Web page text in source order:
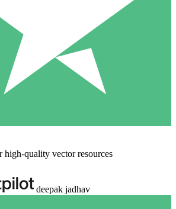
high-quality vector resources
deepak jadhav